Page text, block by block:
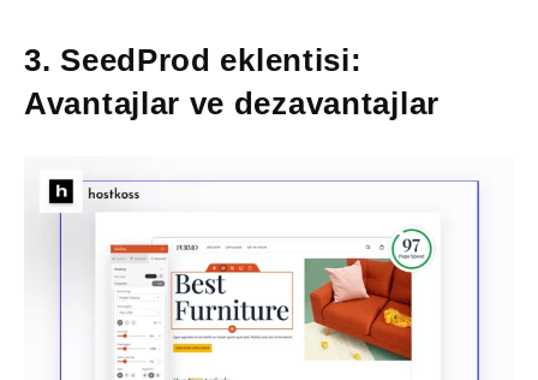
3. SeedProd eklentisi:
Avantajlar ve dezavantajlar